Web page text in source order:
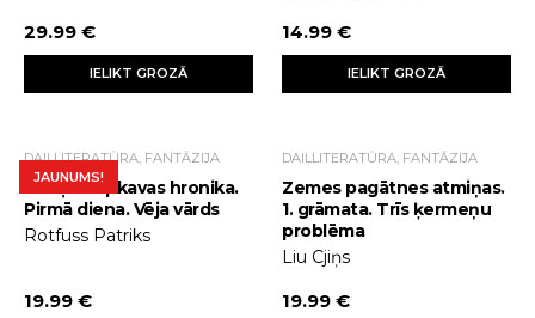
29.99 €
IELIKT GROZĀ
14.99 €
IELIKT GROZĀ
JAUNUMS!
DAIĻLITERATŪRA, FANTĀZIJA
Karaļu slepkavas hronika.
Pirmā diena. Vēja vārds
Rotfuss Patriks
19.99 €
DAIĻLITERATŪRA, FANTĀZIJA
Zemes pagātnes atmiņas.
1. grāmata. Trīs ķermeņu
problēma
Liu Cjiņs
19.99 €